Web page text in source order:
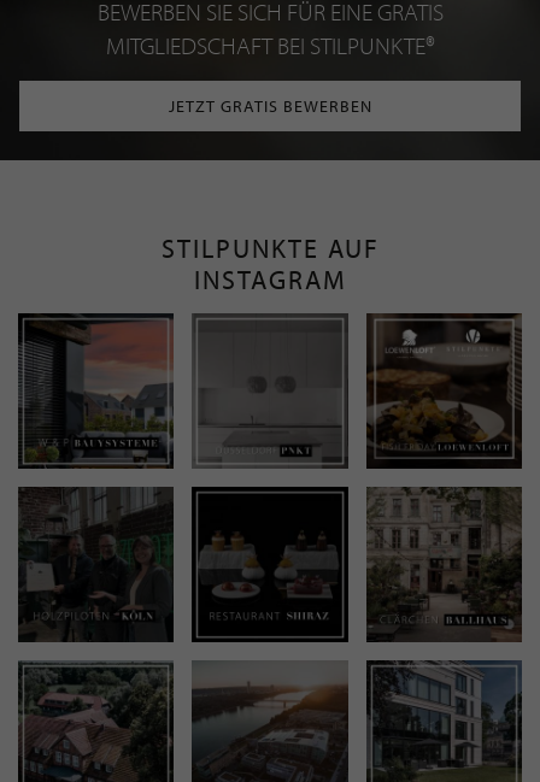
BEWERBEN SIE SICH FÜR EINE GRATIS
MITGLIEDSCHAFT BEI STILPUNKTE®
JETZT GRATIS BEWERBEN
STILPUNKTE AUF
INSTAGRAM